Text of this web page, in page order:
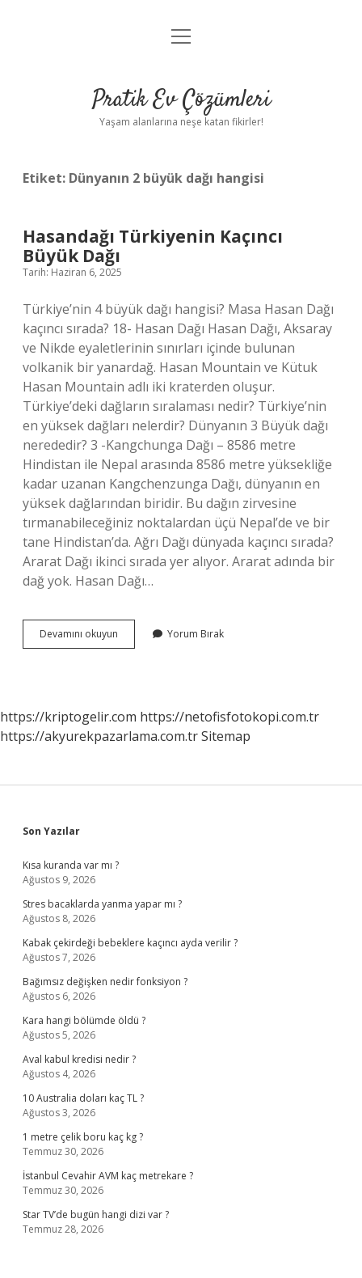
Anasayfa
Yasal Uyarı
menüyü
Pratik Ev Çözümleri
Yaşam alanlarına neşe katan fikirler!
Etiket: Dünyanın 2 büyük dağı hangisi
Hasandağı Türkiyenin Kaçıncı
Büyük Dağı
Tarih: Haziran 6, 2025
Türkiye’nin 4 büyük dağı hangisi? Masa Hasan Dağı
kaçıncı sırada? 18- Hasan Dağı Hasan Dağı, Aksaray
ve Nikde eyaletlerinin sınırları içinde bulunan
volkanik bir yanardağ. Hasan Mountain ve Kütuk
Hasan Mountain adlı iki kraterden oluşur.
Türkiye’deki dağların sıralaması nedir? Türkiye’nin
en yüksek dağları nelerdir? Dünyanın 3 Büyük dağı
nerededir? 3 -Kangchunga Dağı – 8586 metre
Hindistan ile Nepal arasında 8586 metre yüksekliğe
kadar uzanan Kangchenzunga Dağı, dünyanın en
yüksek dağlarından biridir. Bu dağın zirvesine
tırmanabileceğiniz noktalardan üçü Nepal’de ve bir
tane Hindistan’da. Ağrı Dağı dünyada kaçıncı sırada?
Ararat Dağı ikinci sırada yer alıyor. Ararat adında bir
dağ yok. Hasan Dağı…
Devamını okuyun Hasandağı
Türkiyenin
Yorum Bırak
https://kriptogelir.com https://netofisfotokopi.com.tr
https://akyurekpazarlama.com.trSitemap
Sidebar
Son Yazılar
Kısa kuranda var mı ?
Ağustos 9, 2026
Stres bacaklarda yanma yapar mı ?
Ağustos 8, 2026
Kabak çekirdeği bebeklere kaçıncı ayda verilir ?
Ağustos 7, 2026
Bağımsız değişken nedir fonksiyon ?
Ağustos 6, 2026
Kara hangi bölümde öldü ?
Ağustos 5, 2026
Aval kabul kredisi nedir ?
Ağustos 4, 2026
10 Australia doları kaç TL ?
Ağustos 3, 2026
1 metre çelik boru kaç kg ?
Temmuz 30, 2026
İstanbul Cevahir AVM kaç metrekare ?
Temmuz 30, 2026
Star TV’de bugün hangi dizi var ?
Temmuz 28, 2026